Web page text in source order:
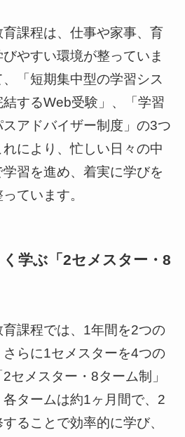
課程は、仕事や家事、育
やすい環境が整っていま
「短期集中型の学習シス
するWeb受験」、「学習
アドバイザー制度」の3つ
により、忙しい日々の中
習を進め、着実に学びを
ています。
学ぶ「2セメスター・8
課程では、1年間を2つの
らに1セメスターを4つの
セメスター・8ターム制」
タームは約1ヶ月間で、2
ることで効率的に学び、